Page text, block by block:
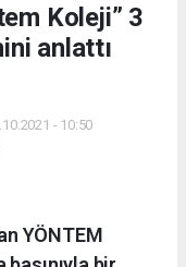
Koleji” 3
anlattı
- 10:50
YÖNTEM